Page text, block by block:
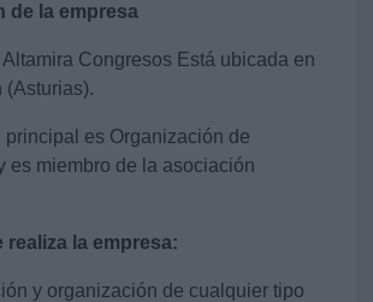
de la empresa
Altamira Congresos Está ubicada en
(Asturias).
principal es Organización de
es miembro de la asociación
realiza la empresa:
y organización de cualquier tipo